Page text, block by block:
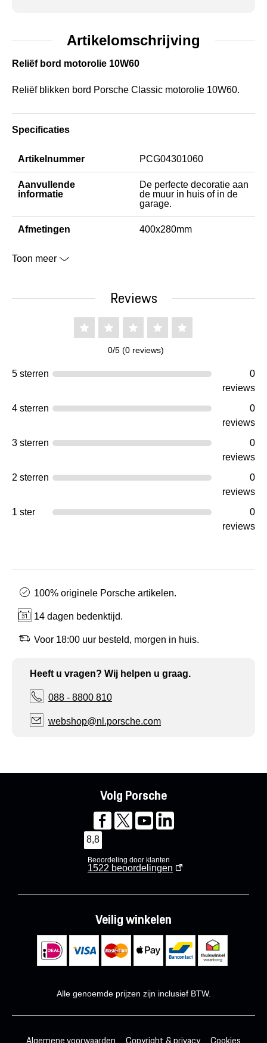
Artikelomschrijving
Reliëf bord motorolie 10W60
Reliëf blikken bord Porsche Classic motorolie 10W60.
Specificaties
Artikelnummer PCG04301060
Aanvullende
informatie
De perfecte decoratie aan
de muur in huis of in de
garage.
Afmetingen 400x280mm
Toon meer
Reviews
0/5 (0 reviews)
5 sterren
0
reviews
4 sterren
0
reviews
3 sterren
0
reviews
2 sterren
0
reviews
1 ster
0
reviews
100% originele Porsche artikelen.
14 dagen bedenktijd.
Voor 18:00 uur besteld, morgen in huis.
Heeft u vragen? Wij helpen u graag.
088 - 8800 810
webshop@nl.porsche.com
Volg Porsche
8,8
Beoordeling door klanten
1522 beoordelingen
Veilig winkelen
Alle genoemde prijzen zijn inclusief BTW.